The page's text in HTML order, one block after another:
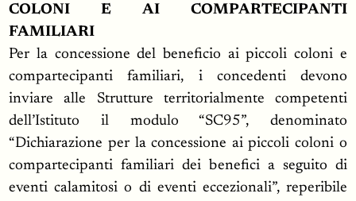
COLONI E AI COMPARTECIPANTI
FAMILIARI
Per la concessione del beneficio ai piccoli coloni e
compartecipanti familiari, i concedenti devono
inviare alle Strutture territorialmente competenti
dell’Istituto il modulo “SC95”, denominato
“Dichiarazione per la concessione ai piccoli coloni o
compartecipanti familiari dei benefici a seguito di
eventi calamitosi o di eventi eccezionali”, reperibile